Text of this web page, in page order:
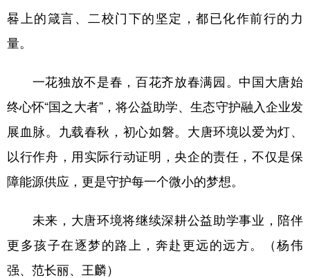
晷上的箴言、二校门下的坚定，都已化作前行的力
量。
一花独放不是春，百花齐放春满园。中国大唐始
终心怀“国之大者”，将公益助学、生态守护融入企业发
展血脉。九载春秋，初心如磐。大唐环境以爱为灯、
以行作舟，用实际行动证明，央企的责任，不仅是保
障能源供应，更是守护每一个微小的梦想。
未来，大唐环境将继续深耕公益助学事业，陪伴
更多孩子在逐梦的路上，奔赴更远的远方。（杨伟
强、范长丽、王麟）